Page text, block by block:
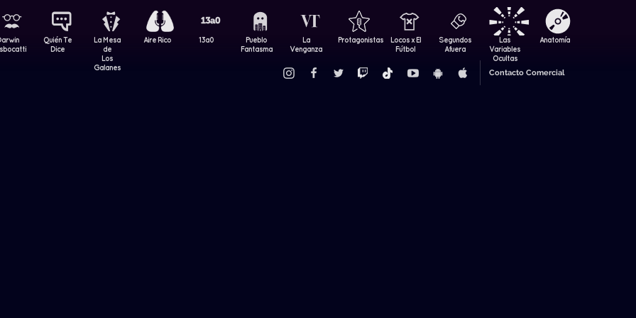
Quién Te
Dice
La Mesa
de
Los
Galanes
Aire Rico 13a0
Pueblo
Fantasma
La
Venganza
Protagonistas
Locos x El
Fútbol
Segundos
Afuera
Las
Variables
Ocultas
Anatomía
Contacto Comercial